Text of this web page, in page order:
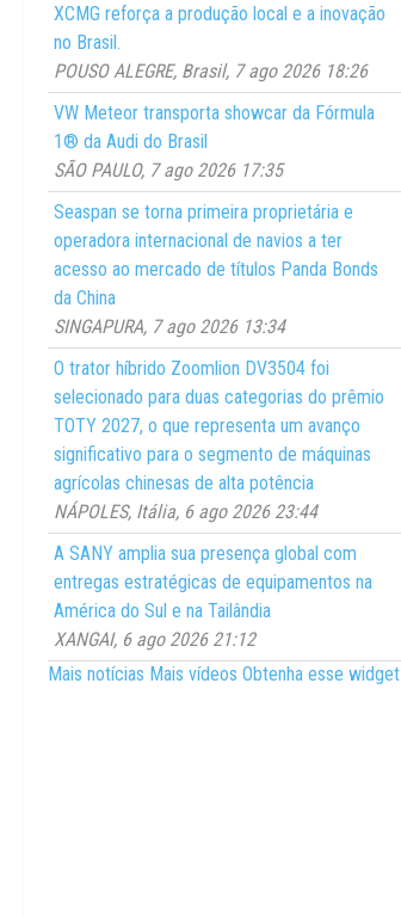
XCMG reforça a produção local e a inovação
no Brasil.
POUSO ALEGRE, Brasil, 7 ago 2026 18:26
VW Meteor transporta showcar da Fórmula
1® da Audi do Brasil
SÃO PAULO, 7 ago 2026 17:35
Seaspan se torna primeira proprietária e
operadora internacional de navios a ter
acesso ao mercado de títulos Panda Bonds
da China
SINGAPURA, 7 ago 2026 13:34
O trator híbrido Zoomlion DV3504 foi
selecionado para duas categorias do prêmio
TOTY 2027, o que representa um avanço
significativo para o segmento de máquinas
agrícolas chinesas de alta potência
NÁPOLES, Itália, 6 ago 2026 23:44
A SANY amplia sua presença global com
entregas estratégicas de equipamentos na
América do Sul e na Tailândia
XANGAI, 6 ago 2026 21:12
Mais notícias Mais vídeos Obtenha esse widget